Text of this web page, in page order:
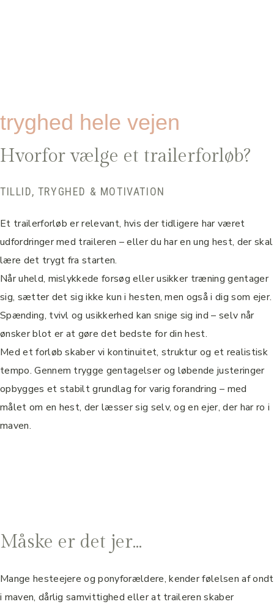
tryghed hele vejen
Hvorfor vælge et trailerforløb?
TILLID, TRYGHED & MOTIVATION
Et trailerforløb er relevant, hvis der tidligere har været
udfordringer med traileren – eller du har en ung hest, der skal
lære det trygt fra starten.
Når uheld, mislykkede forsøg eller usikker træning gentager
sig, sætter det sig ikke kun i hesten, men også i dig som ejer.
Spænding, tvivl og usikkerhed kan snige sig ind – selv når
ønsker blot er at gøre det bedste for din hest.
Med et forløb skaber vi kontinuitet, struktur og et realistisk
tempo. Gennem trygge gentagelser og løbende justeringer
opbygges et stabilt grundlag for varig forandring – med
målet om en hest, der læsser sig selv, og en ejer, der har ro i
maven.
Måske er det jer…
Mange hesteejere og ponyforældere, kender følelsen af ondt
i maven, dårlig samvittighed eller at traileren skaber